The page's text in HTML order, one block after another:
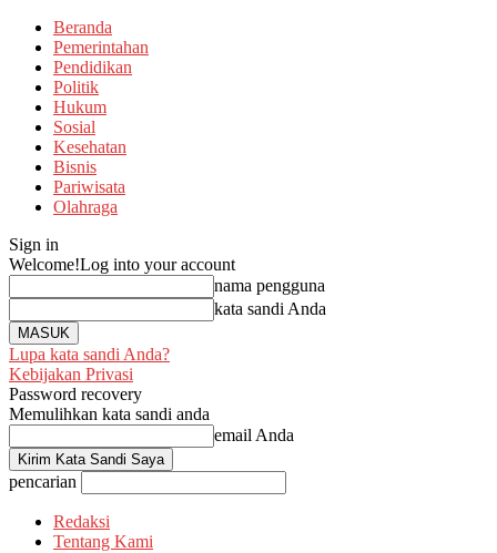
Beranda
Pemerintahan
Pendidikan
Politik
Hukum
Sosial
Kesehatan
Bisnis
Pariwisata
Olahraga
Sign in
Welcome!Log into your account
nama pengguna
kata sandi Anda
Lupa kata sandi Anda?
Kebijakan Privasi
Password recovery
Memulihkan kata sandi anda
email Anda
pencarian
Redaksi
Tentang Kami